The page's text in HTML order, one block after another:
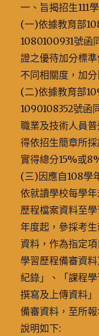
一、旨揭招生111
(一)依據教育部
1080100931號函
證之優待加分標
不同相關度，加
(二)依據教育部
1090108352號函
職業及技術人員
得依招生簡章所
實得總分15%或
(三)因應自108學
依就讀學校每學
歷程檔案資料至
年度起，參採考
資料，作為指定
學習歷程備審資
紀錄」、「課程
撰寫及上傳資料
備審資料，至所
說明如下: